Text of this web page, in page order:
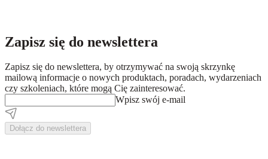
Zapisz się do newslettera
Zapisz się do newslettera, by otrzymywać na swoją skrzynkę
mailową informacje o nowych produktach, poradach, wydarzeniach
czy szkoleniach, które mogą Cię zainteresować.
Wpisz swój e-mail
Dołącz do newslettera